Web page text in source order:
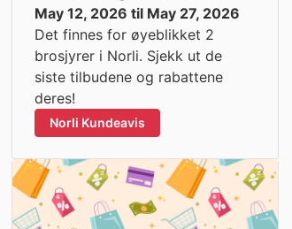
May 12, 2026 til May 27, 2026
Det finnes for øyeblikket 2
brosjyrer i Norli. Sjekk ut de
siste tilbudene og rabattene
deres!
Norli Kundeavis